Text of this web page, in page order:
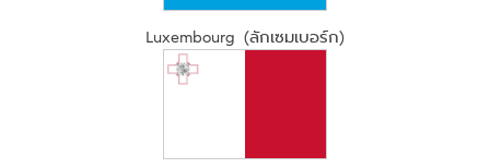
Luxembourg (ลักเซมเบอร์ก)